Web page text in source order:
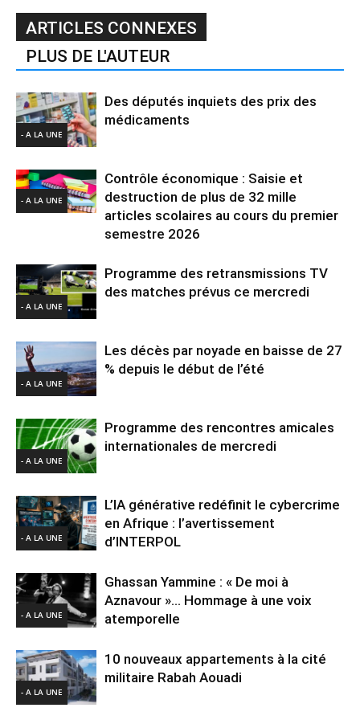
ARTICLES CONNEXES
PLUS DE L'AUTEUR
- A LA UNE
Des députés inquiets des prix des
médicaments
- A LA UNE
Contrôle économique : Saisie et
destruction de plus de 32 mille
articles scolaires au cours du premier
semestre 2026
- A LA UNE
Programme des retransmissions TV
des matches prévus ce mercredi
- A LA UNE
Les décès par noyade en baisse de 27
% depuis le début de l’été
- A LA UNE
Programme des rencontres amicales
internationales de mercredi
- A LA UNE
L’IA générative redéfinit le cybercrime
en Afrique : l’avertissement
d’INTERPOL
- A LA UNE
Ghassan Yammine : « De moi à
Aznavour »… Hommage à une voix
atemporelle
- A LA UNE
10 nouveaux appartements à la cité
militaire Rabah Aouadi